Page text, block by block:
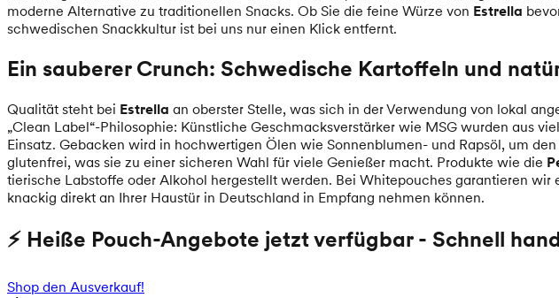
moderne Alternative zu traditionellen Snacks. Ob Sie die feine Würze von Estrella
schwedischen Snackkultur ist bei uns nur einen Klick entfernt.
Ein sauberer Crunch: Schwedische Kartoffeln und
Qualität steht bei Estrella an oberster Stelle, was sich in der Verwendung von lokal
„Clean Label“-Philosophie: Künstliche Geschmacksverstärker wie MSG wurden aus
Einsatz. Gebacken wird in hochwertigen Ölen wie Sonnenblumen- und Rapsöl, um
glutenfrei, was sie zu einer sicheren Wahl für viele Genießer macht. Produkte wie die
tierische Labstoffe oder Alkohol hergestellt werden. Bei Whitepouches garantieren
knackig direkt an Ihrer Haustür in Deutschland in Empfang nehmen können.
⚡ Heiße Pouch-Angebote jetzt verfügbar - Schnell
Shop den Ausverkauf!